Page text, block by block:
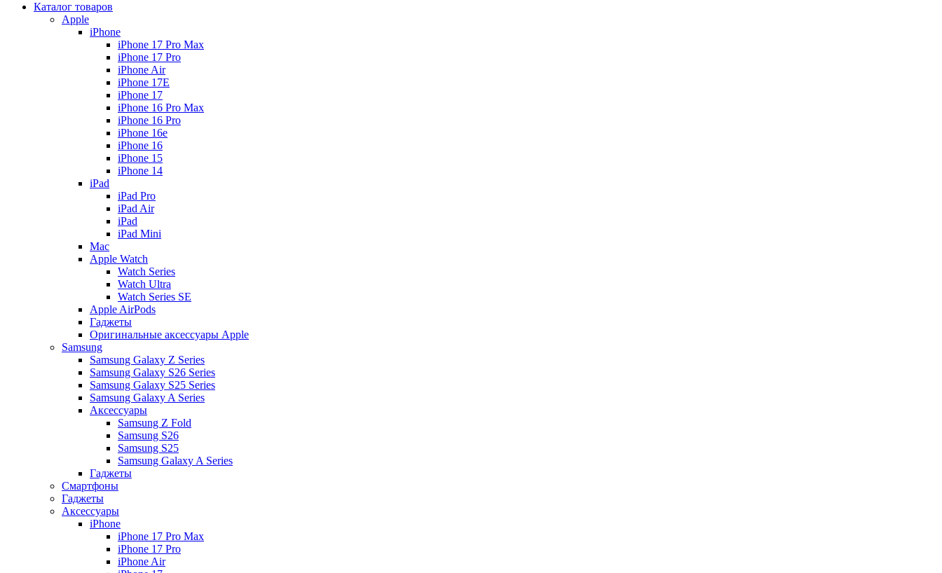
Каталог товаров
Apple
iPhone
iPhone 17 Pro Max
iPhone 17 Pro
iPhone Air
iPhone 17E
iPhone 17
iPhone 16 Pro Max
iPhone 16 Pro
iPhone 16e
iPhone 16
iPhone 15
iPhone 14
iPad
iPad Pro
iPad Air
iPad
iPad Mini
Mac
Apple Watch
Watch Series
Watch Ultra
Watch Series SE
Apple AirPods
Гаджеты
Оригинальные аксессуары Apple
Samsung
Samsung Galaxy Z Series
Samsung Galaxy S26 Series
Samsung Galaxy S25 Series
Samsung Galaxy A Series
Аксессуары
Samsung Z Fold
Samsung S26
Samsung S25
Samsung Galaxy A Series
Гаджеты
Смартфоны
Гаджеты
Аксессуары
iPhone
iPhone 17 Pro Max
iPhone 17 Pro
iPhone Air